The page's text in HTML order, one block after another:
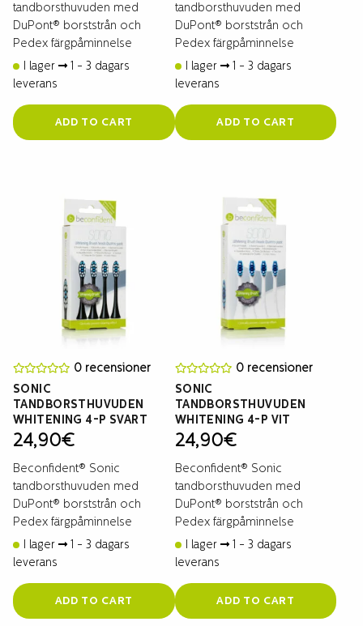
tandborsthuvuden med
DuPont® borststrån och
Pedex färgpåminnelse
I lager
1 - 3 dagars
leverans
ADD TO CART
tandborsthuvuden med
DuPont® borststrån och
Pedex färgpåminnelse
I lager
1 - 3 dagars
leverans
ADD TO CART
0 recensioner
SONIC
TANDBORSTHUVUDEN
WHITENING 4-P SVART
24,90€
Beconfident® Sonic
tandborsthuvuden med
DuPont® borststrån och
Pedex färgpåminnelse
I lager
1 - 3 dagars
leverans
ADD TO CART
0 recensioner
SONIC
TANDBORSTHUVUDEN
WHITENING 4-P VIT
24,90€
Beconfident® Sonic
tandborsthuvuden med
DuPont® borststrån och
Pedex färgpåminnelse
I lager
1 - 3 dagars
leverans
ADD TO CART